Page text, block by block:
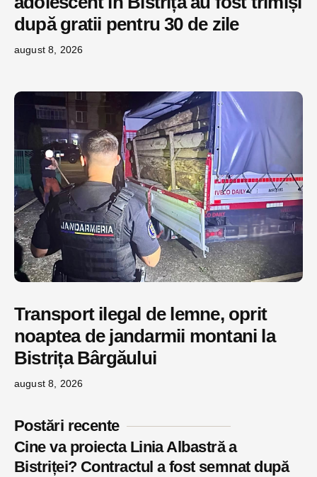
după gratii pentru 30 de zile
august 8, 2026
Transport ilegal de lemne, oprit
noaptea de jandarmii montani la
Bistrița Bârgăului
august 8, 2026
Postări recente
Cine va proiecta Linia Albastră a
Bistriței? Contractul a fost semnat după